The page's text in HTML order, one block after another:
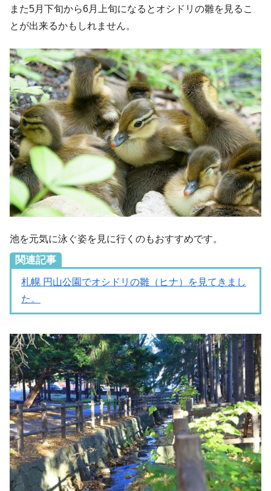
また5月下旬から6月上旬になるとオシドリの雛を見るこ
とが出来るかもしれません。
池を元気に泳ぐ姿を見に行くのもおすすめです。
関連記事
札幌 円山公園でオシドリの雛（ヒナ）を見てきまし
た。